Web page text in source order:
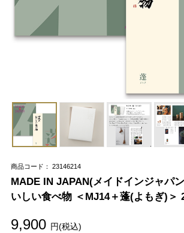
商品コード： 23146214
MADE IN JAPAN(メイドインジャパ
いしい食べ物 ＜MJ14＋蓬(よもぎ)＞
9,900 円(税込)